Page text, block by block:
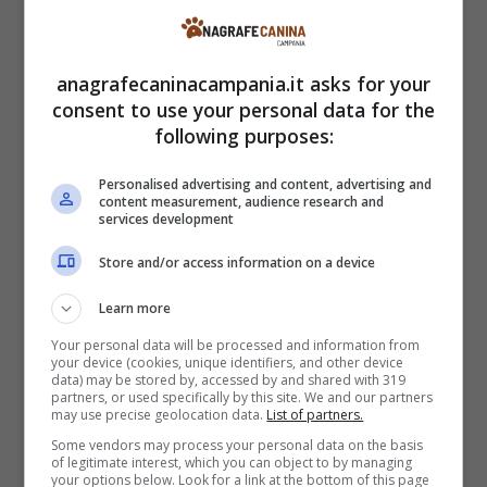
simili a corna o tentacoli,
dalla testa e dal muso, situazione che si
sarebbe generata, come rilevato da alcuni
studiosi, papillomavirus del coniglio della coda
studiato sin dagli anni ’30 dal virologo
statunitense Richard Shope.
Questo virus porta alla crescita di
escrescenze dure, che diventano poi questi
elementi che troviamo sopra le loro teste.
situazione sarebbe da addebitare all’azione di
soprattutto in estate trasmettendo il virus da
anagrafecaninacampania.it asks for your
consent to use your personal data for the
following purposes:
Personalised advertising and content, advertising and
content measurement, audience research and
services development
Store and/or access information on a device
Learn more
Your personal data will be processed and information from
your device (cookies, unique identifiers, and other device
data) may be stored by, accessed by and shared with 319
partners, or used specifically by this site. We and our partners
may use precise geolocation data. List of partners.
Some vendors may process your personal data on the basis
of legitimate interest, which you can object to by managing
your options below. Look for a link at the bottom of this page